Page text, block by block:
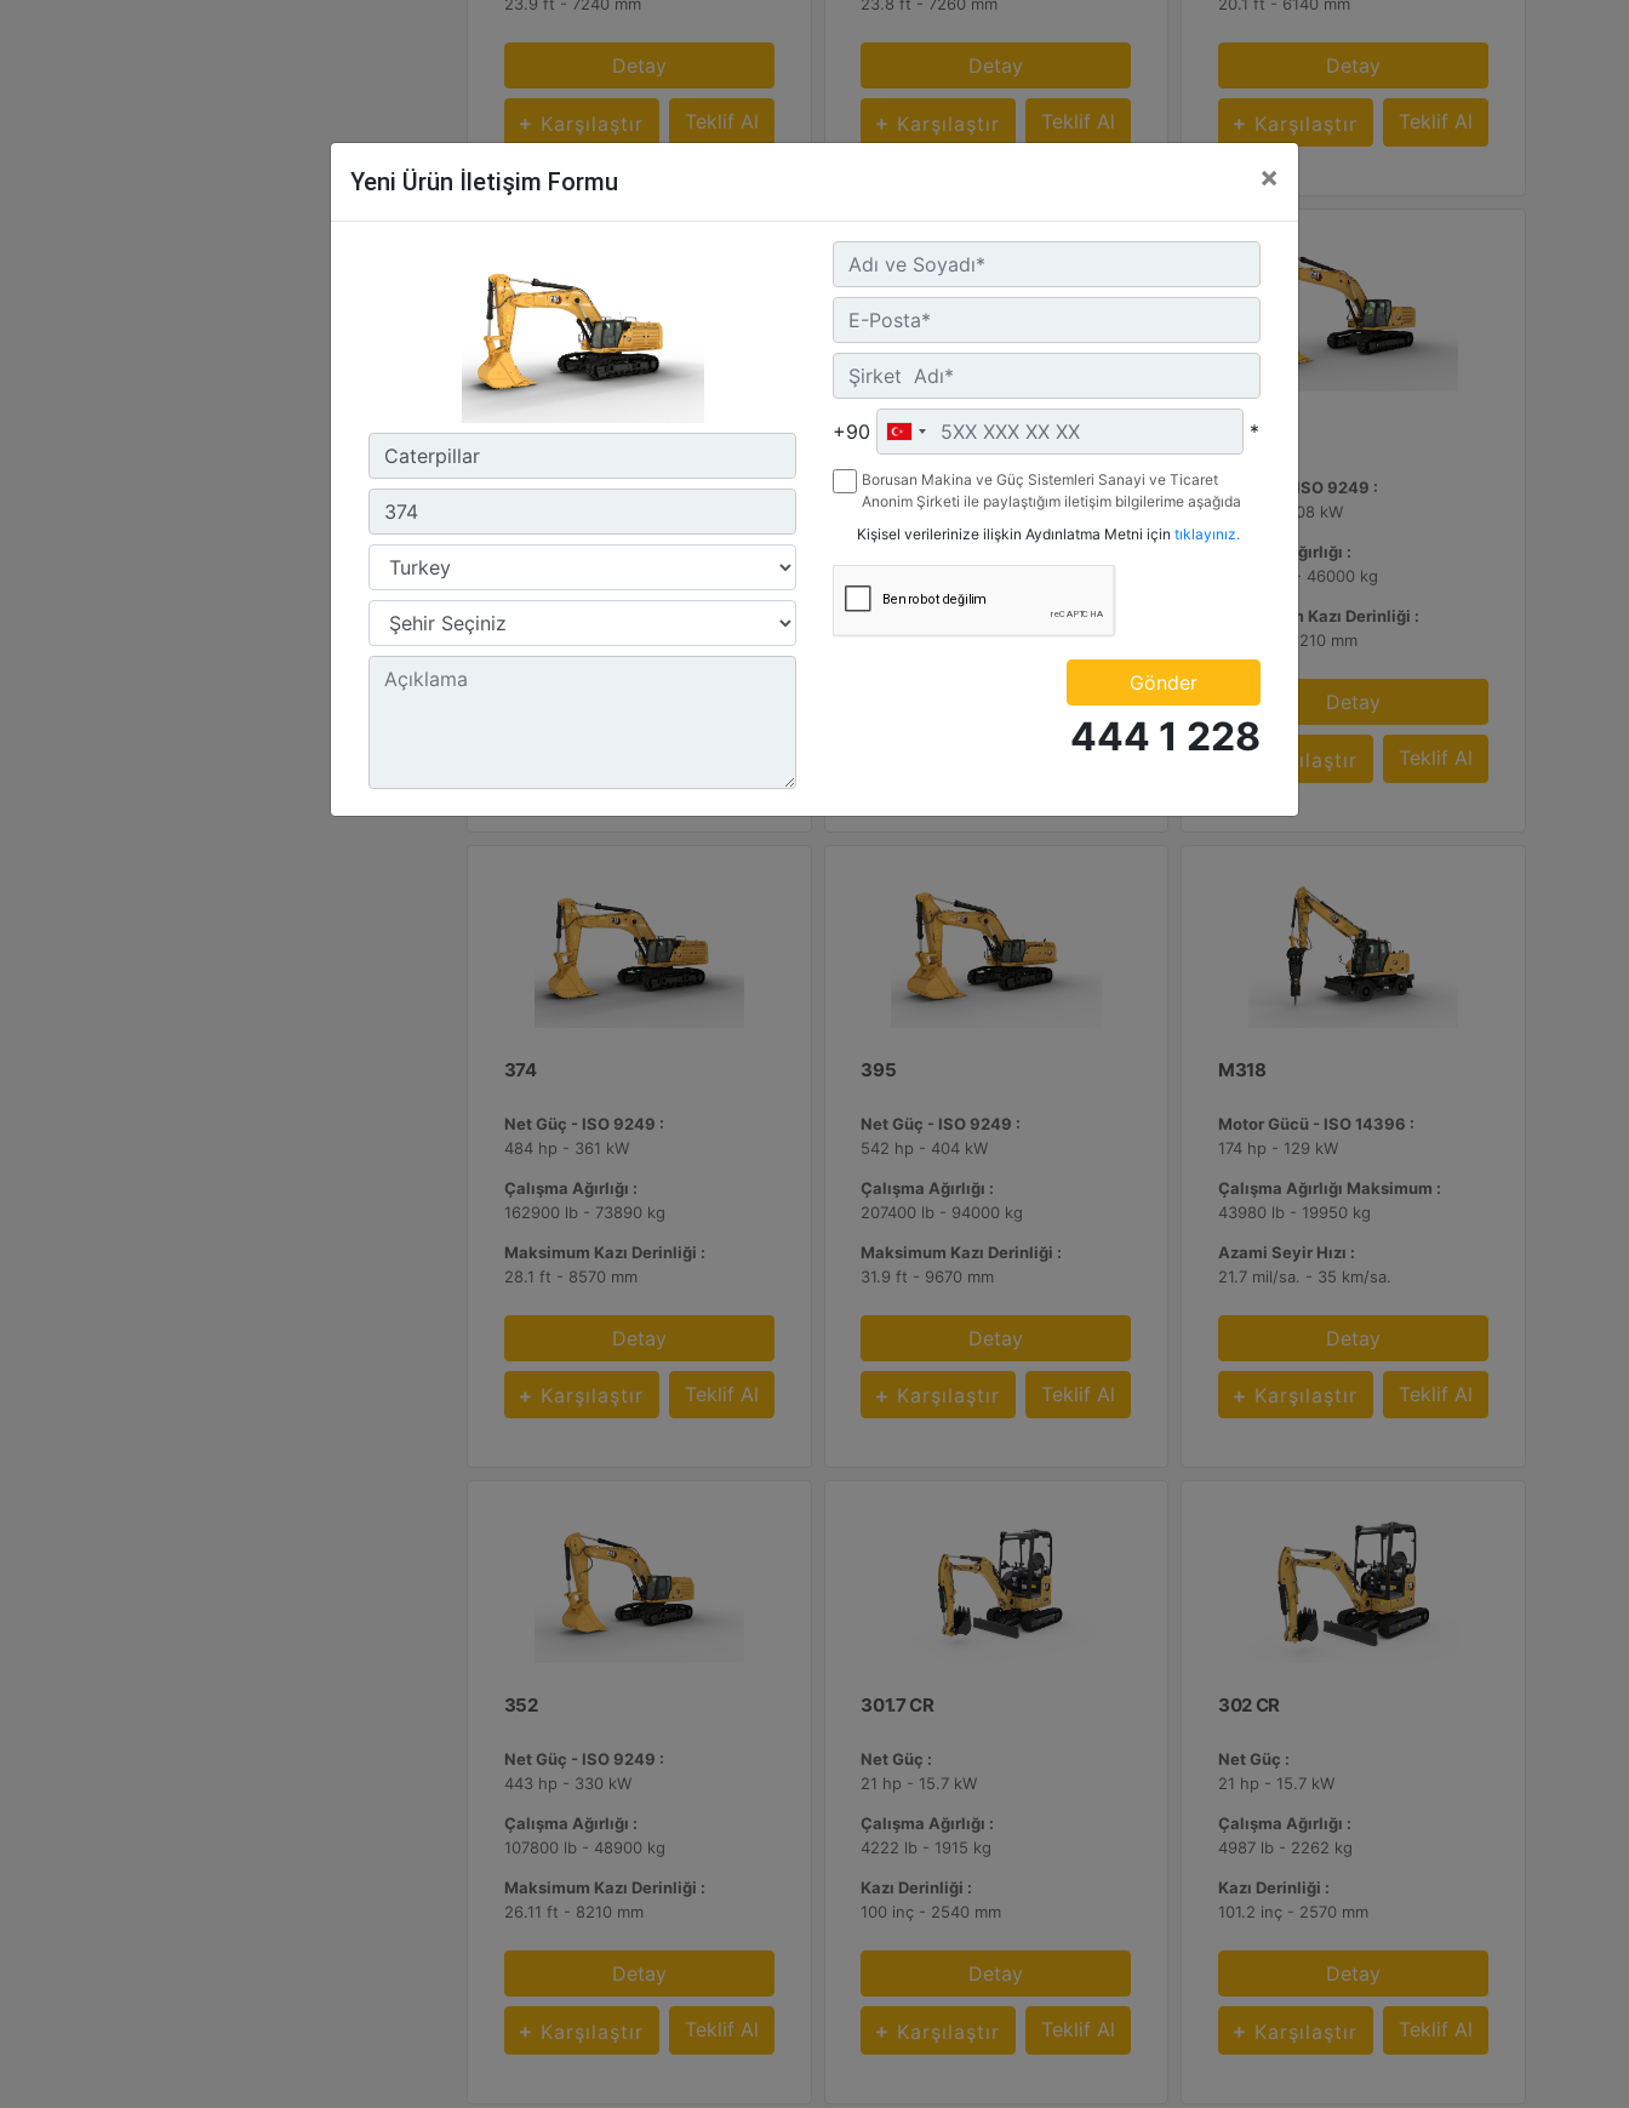
23.9 ft - 7240 mm
Detay
Karşılaştır Teklif Al
23.8 ft - 7260 mm
Detay
Karşılaştır Teklif Al
20.1 ft - 6140 mm
Detay
Karşılaştır Teklif Al
336
Net Güç - ISO 9249 :
Çalışma Ağırlığı :
Maksimum Kazı Derinliği :
340
Net Güç - ISO 9249 :
346 hp - 258.3 kW
Maksimum Kazı Derinliği :
26.9 ft - 8210 mm
Teklif Al
350
Net Güç - ISO 9249 :
413 hp - 308 kW
Çalışma Ağırlığı :
105100 lb - 46000 kg
Maksimum Kazı Derinliği :
26.11 ft - 8210 mm
Detay
Karşılaştır Teklif Al
374
Net Güç - ISO 9249 :
484 hp - 361 kW
Çalışma Ağırlığı :
162900 lb - 73890 kg
Maksimum Kazı Derinliği :
28.1 ft - 8570 mm
Detay
Karşılaştır Teklif Al
395
Net Güç - ISO 9249 :
542 hp - 404 kW
Çalışma Ağırlığı :
207400 lb - 94000 kg
Maksimum Kazı Derinliği :
31.9 ft - 9670 mm
Detay
Karşılaştır Teklif Al
M318
Motor Gücü - ISO 14396 :
174 hp - 129 kW
Çalışma Ağırlığı Maksimum :
43980 lb - 19950 kg
Azami Seyir Hızı :
21.7 mil/sa. - 35 km/sa.
Detay
Karşılaştır Teklif Al
352
Net Güç - ISO 9249 :
443 hp - 330 kW
Çalışma Ağırlığı :
107800 lb - 48900 kg
Maksimum Kazı Derinliği :
26.11 ft - 8210 mm
Detay
Karşılaştır Teklif Al
301.7 CR
Net Güç :
21 hp - 15.7 kW
Çalışma Ağırlığı :
4222 lb - 1915 kg
Kazı Derinliği :
100 inç - 2540 mm
Detay
Karşılaştır Teklif Al
302 CR
Net Güç :
21 hp - 15.7 kW
Çalışma Ağırlığı :
4987 lb - 2262 kg
Kazı Derinliği :
101.2 inç - 2570 mm
Detay
Karşılaştır Teklif Al
Yeni Ürün İletişim Formu ×
+90 *
Borusan Makina ve Güç Sistemleri Sanayi ve Ticaret
Anonim Şirketi ile paylaştığım iletişim bilgilerime aşağıda
ile ilgili mesaj gönderilmesine izin veriyorum.
Kişisel verilerinize ilişkin Aydınlatma Metni için tıklayınız.
Gönder
444 1 228